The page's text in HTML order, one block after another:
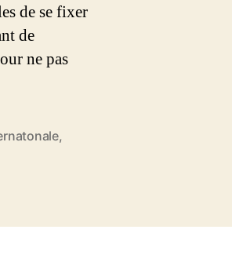
de se fixer
de
ne pas
,